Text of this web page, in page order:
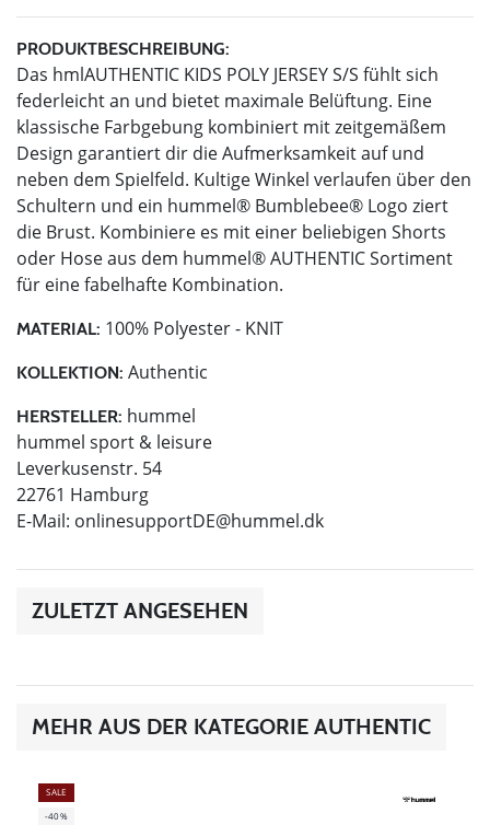
PRODUKTBESCHREIBUNG:
Das hmlAUTHENTIC KIDS POLY JERSEY S/S fühlt sich
federleicht an und bietet maximale Belüftung. Eine
klassische Farbgebung kombiniert mit zeitgemäßem
Design garantiert dir die Aufmerksamkeit auf und
neben dem Spielfeld. Kultige Winkel verlaufen über den
Schultern und ein hummel® Bumblebee® Logo ziert
die Brust. Kombiniere es mit einer beliebigen Shorts
oder Hose aus dem hummel® AUTHENTIC Sortiment
für eine fabelhafte Kombination.
MATERIAL: 100% Polyester - KNIT
KOLLEKTION: Authentic
HERSTELLER: hummel
hummel sport & leisure
Leverkusenstr. 54
22761 Hamburg
E-Mail: onlinesupportDE@hummel.dk
ZULETZT ANGESEHEN
MEHR AUS DER KATEGORIE AUTHENTIC
SALE
-40%